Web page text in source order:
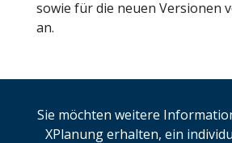
sowie für die neuen Versionen
an.
Sie möchten weitere
XPlanung erhalten, ein